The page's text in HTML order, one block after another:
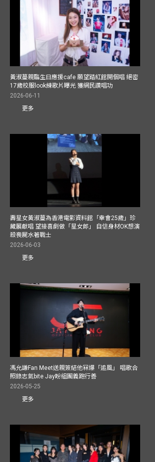
黃淑蔓親臨生日應援cafe 願望踏紅館開個唱 絕密
17歲校服look練歌片曝光 獲網民讚唱功
2026-06-11
更多
壽星女黃淑蔓為香港電影資料館「幸會25歲」珍
藏展獻唱 望接喜劇做「星女郎」 自信身材OK想演
殺喪屍水著戰士
2026-06-03
更多
馮允謙Fan Meet送親簽結他冧爆「追風」 唱歌合
照錄志氣bite Jay盼組團義跑行善
2026-05-25
更多